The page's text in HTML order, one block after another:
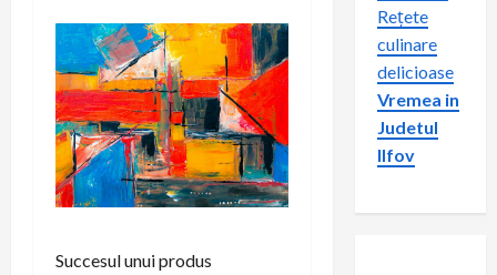
Succesul unui produs
Rețete
culinare
delicioase
Vremea in
Judetul
Ilfov